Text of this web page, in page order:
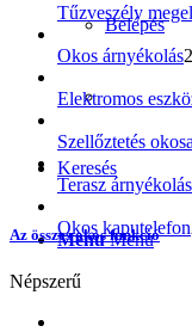
Belépés
Keresés
Menu Menu
Tűzveszély
Okos árnyékolás
Elektromos
Szellőztetés
Terasz árnyékolás
Okos kaputelefon
Az összes okos funkció
Népszerű